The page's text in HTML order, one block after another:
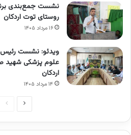
نشست جمع‌بندی
روستای توت اردکان
۱۶ مرداد ۱۴۰۵
ویدئو: نشست رئیس
علوم پزشکی شهید
اردکان
۱۴ مرداد ۱۴۰۵
صفحه